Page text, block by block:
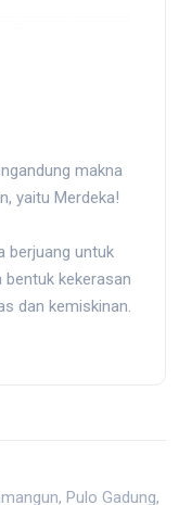
makna
yaitu Merdeka!
berjuang untuk
kekerasan
dan kemiskinan.
Pulo Gadung,